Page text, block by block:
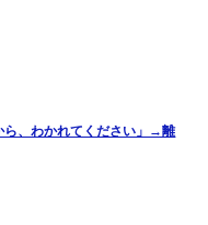
れたら許してあげる」
ら、わかれてください」→離